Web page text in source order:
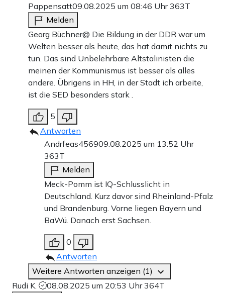
Pappensatt09.08.2025 um 08:46 Uhr363T
Melden
Georg Büchner@ Die Bildung in der DDR war um
Welten besser als heute, das hat damit nichts zu
tun. Das sind Unbelehrbare Altstalinisten die
meinen der Kommunismus ist besser als alles
andere. Übrigens in HH, in der Stadt ich arbeite,
ist die SED besonders stark .
5
Antworten
Andrfeas456909.08.2025 um 13:52 Uhr
363T
Melden
Meck-Pomm ist IQ-Schlusslicht in
Deutschland. Kurz davor sind Rheinland-Pfalz
und Brandenburg. Vorne liegen Bayern und
BaWü. Danach erst Sachsen.
0
Antworten
Weitere Antworten anzeigen (1)
Rudi K.
08.08.2025 um 20:53 Uhr364T